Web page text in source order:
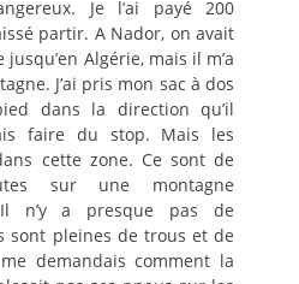
Je l’ai payé 200
partir. A Nador, on avait
jusqu’en Algérie, mais il m’a
J’ai pris mon sac à dos
dans la direction qu’il
faire du stop. Mais les
cette zone. Ce sont de
sur une montagne
Il n’y a presque pas de
sont pleines de trous et de
demandais comment la